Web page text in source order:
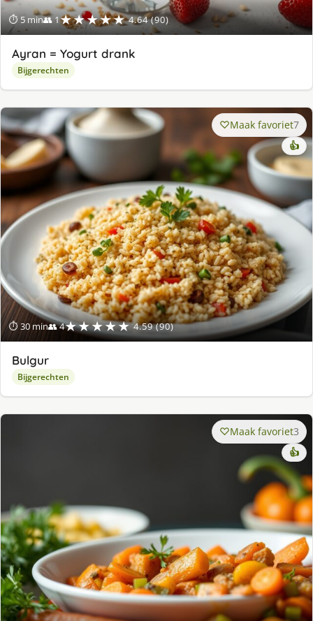
⏱ 5 min👥 1★★★★★ 4.64 (90)
Ayran = Yogurt drank
Bijgerechten
⏱ 30 min👥 4★★★★★ 4.59 (90)
Maak favoriet7
👍
Bulgur
Bijgerechten
Maak favoriet3
👍